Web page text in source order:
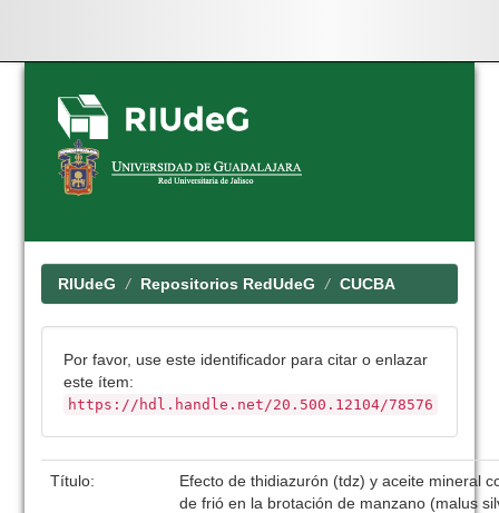
Skip
navigation
RIUdeG Repositorios RedUdeG CUCBA
Por favor, use este identificador para citar o enlazar
este ítem:
https://hdl.handle.net/20.500.12104/78576
Título:
Efecto de thidiazurón (tdz) y aceite mineral
de frió en la brotación de manzano (malus